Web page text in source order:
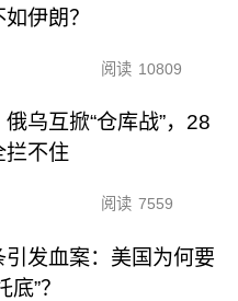
伊朗？
阅读 10809
乌互掀“仓库战”，28
拦不住
阅读 7559
引发血案：美国为何要
底”？